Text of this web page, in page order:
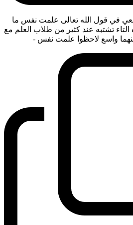
معي في قول الله تعالى علمت نفس ما
تشتبه عند كثير من طلاب العلم مع
واسع لاحظوا علمت نفس -